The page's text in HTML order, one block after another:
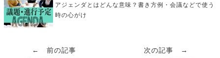
アジェンダとはどんな意味？書き方例・会議などで使う
時の心がけ
← 前の記事 次の記事 →